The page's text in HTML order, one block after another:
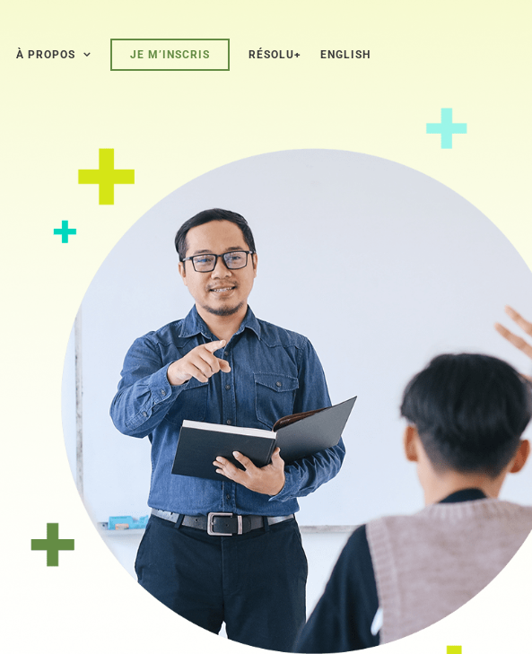
À PROPOS JE M’INSCRIS RÉSOLU+ ENGLISH